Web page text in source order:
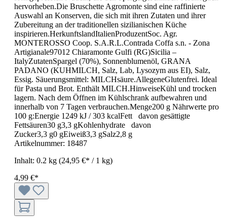
hervorheben.Die Bruschette Agromonte sind eine raffinierte
Auswahl an Konserven, die sich mit ihren Zutaten und ihrer
Zubereitung an der traditionellen sizilianischen Küche
inspirieren.HerkunftslandItalienProduzentSoc. Agr.
MONTEROSSO Coop. S.A.R.L.Contrada Coffa s.n. - Zona
Artigianale97012 Chiaramonte Gulfi (RG)Sicilia –
ItalyZutatenSpargel (70%), Sonnenblumenöl, GRANA
PADANO (KUHMILCH, Salz, Lab, Lysozym aus EI), Salz,
Essig. Säuerungsmittel: MILCHsäure.AllegeneGlutenfrei. Ideal
für Pasta und Brot. Enthält MILCH.HinweiseKühl und trocken
lagern. Nach dem Öffnen im Kühlschrank aufbewahren und
innerhalb von 7 Tagen verbrauchen.Menge200 g Nährwerte pro
100 g:Energie 1249 kJ / 303 kcalFett davon gesättigte
Fettsäuren30 g3,3 gKohlenhydrate davon
Zucker3,3 g0 gEiweiß3,3 gSalz2,8 g
Artikelnummer: 18487
Inhalt: 0.2 kg (24,95 €* / 1 kg)
4,99 €*